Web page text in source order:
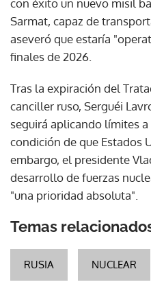
con éxito un nuevo misil
Sarmat, capaz de
aseveró que estaría
finales de 2026.
Tras la expiración del
canciller ruso, Serguéi
seguirá aplicando límites
condición de que Estados
embargo, el presidente
desarrollo de fuerzas
"una prioridad absoluta".
Temas
RUSIA NUCLEAR